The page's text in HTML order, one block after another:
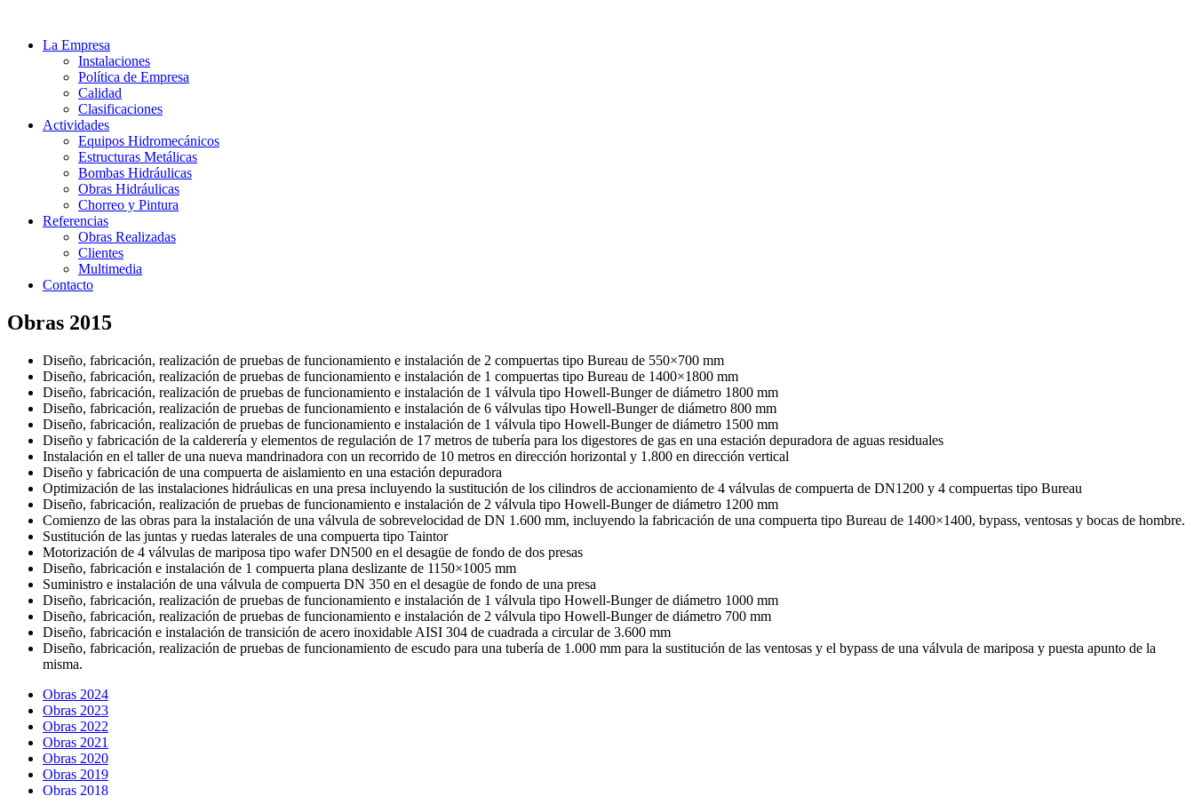
La Empresa
Instalaciones
Política de Empresa
Calidad
Clasificaciones
Actividades
Equipos Hidromecánicos
Estructuras Metálicas
Bombas Hidráulicas
Obras Hidráulicas
Chorreo y Pintura
Referencias
Obras Realizadas
Clientes
Multimedia
Contacto
Obras 2015
Diseño, fabricación, realización de pruebas de funcionamiento e instalación de 2 compuertas tipo Bureau de 550×700 mm
Diseño, fabricación, realización de pruebas de funcionamiento e instalación de 1 compuertas tipo Bureau de 1400×1800 mm
Diseño, fabricación, realización de pruebas de funcionamiento e instalación de 1 válvula tipo Howell-Bunger de diámetro 1800 mm
Diseño, fabricación, realización de pruebas de funcionamiento e instalación de 6 válvulas tipo Howell-Bunger de diámetro 800 mm
Diseño, fabricación, realización de pruebas de funcionamiento e instalación de 1 válvula tipo Howell-Bunger de diámetro 1500 mm
Diseño y fabricación de la calderería y elementos de regulación de 17 metros de tubería para los digestores de gas en una estación depuradora de aguas residuales
Instalación en el taller de una nueva mandrinadora con un recorrido de 10 metros en dirección horizontal y 1.800 en dirección vertical
Diseño y fabricación de una compuerta de aislamiento en una estación depuradora
Optimización de las instalaciones hidráulicas en una presa incluyendo la sustitución de los cilindros de accionamiento de 4 válvulas de compuerta de DN1200 y 4 compuertas tipo Bureau
Diseño, fabricación, realización de pruebas de funcionamiento e instalación de 2 válvula tipo Howell-Bunger de diámetro 1200 mm
Comienzo de las obras para la instalación de una válvula de sobrevelocidad de DN 1.600 mm, incluyendo la fabricación de una compuerta tipo Bureau de 1400×1400, bypass, ventosas y bocas de hombre.
Sustitución de las juntas y ruedas laterales de una compuerta tipo Taintor
Motorización de 4 válvulas de mariposa tipo wafer DN500 en el desagüe de fondo de dos presas
Diseño, fabricación e instalación de 1 compuerta plana deslizante de 1150×1005 mm
Suministro e instalación de una válvula de compuerta DN 350 en el desagüe de fondo de una presa
Diseño, fabricación, realización de pruebas de funcionamiento e instalación de 1 válvula tipo Howell-Bunger de diámetro 1000 mm
Diseño, fabricación, realización de pruebas de funcionamiento e instalación de 2 válvula tipo Howell-Bunger de diámetro 700 mm
Diseño, fabricación e instalación de transición de acero inoxidable AISI 304 de cuadrada a circular de 3.600 mm
Diseño, fabricación, realización de pruebas de funcionamiento de escudo para una tubería de 1.000 mm para la sustitución de las ventosas y el bypass de una válvula de mariposa y puesta apunto de la
misma.
Obras 2024
Obras 2023
Obras 2022
Obras 2021
Obras 2020
Obras 2019
Obras 2018